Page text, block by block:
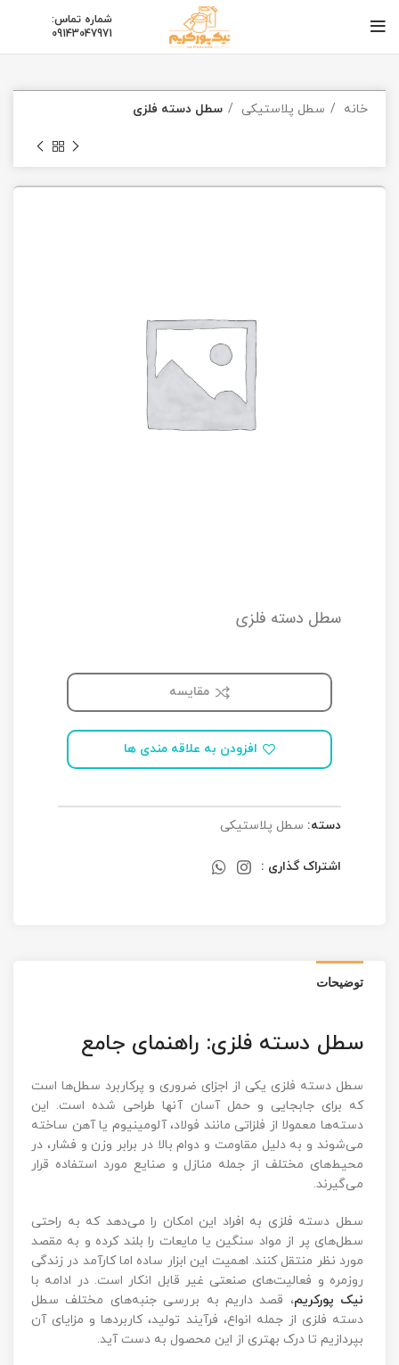
شماره تماس:
09143047971
خانه سطل پلاستیکی سطل دسته فلزی
سطل دسته فلزی
مقایسه
افزودن به علاقه مندی ها
دسته: سطل پلاستیکی
اشتراک گذاری :
توضیحات
سطل دسته فلزی: راهنمای جامع
سطل دسته فلزی یکی از اجزای ضروری و پرکاربرد سطل‌ها است
که برای جابجایی و حمل آسان آنها طراحی شده است. این
دسته‌ها معمولا از فلزاتی مانند فولاد، آلومینیوم یا آهن ساخته
می‌شوند و به دلیل مقاومت و دوام بالا در برابر وزن و فشار، در
محیط‌های مختلف از جمله منازل و صنایع مورد استفاده قرار
می‌گیرند.
سطل دسته فلزی به افراد این امکان را می‌دهد که به راحتی
سطل‌های پر از مواد سنگین یا مایعات را بلند کرده و به مقصد
مورد نظر منتقل کنند. اهمیت این ابزار ساده اما کارآمد در زندگی
روزمره و فعالیت‌های صنعتی غیر قابل انکار است. در ادامه با
نیک پورکریم، قصد داریم به بررسی جنبه‌های مختلف سطل
دسته فلزی از جمله انواع، فرآیند تولید، کاربردها و مزایای آن
بپردازیم تا درک بهتری از این محصول به دست آید.